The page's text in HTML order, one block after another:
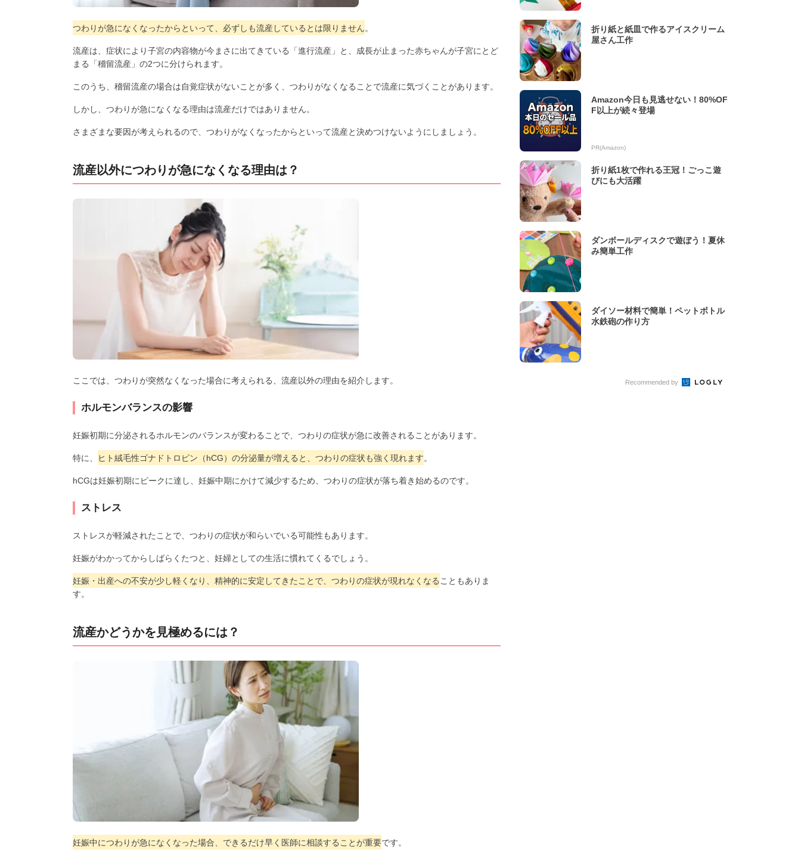
つわりが急になくなったからといって、必ずしも流産しているとは限りません。
流産は、症状により子宮の内容物が今まさに出てきている「進行流産」と、成長が止まった赤ちゃんが子宮にとど
まる「稽留流産」の2つに分けられます。
このうち、稽留流産の場合は自覚症状がないことが多く、つわりがなくなることで流産に気づくことがあります。
しかし、つわりが急になくなる理由は流産だけではありません。
さまざまな要因が考えられるので、つわりがなくなったからといって流産と決めつけないようにしましょう。
流産以外につわりが急になくなる理由は？
ここでは、つわりが突然なくなった場合に考えられる、流産以外の理由を紹介します。
ホルモンバランスの影響
妊娠初期に分泌されるホルモンのバランスが変わることで、つわりの症状が急に改善されることがあります。
特に、 ヒト絨毛性ゴナドトロピン（hCG）の分泌量が増えると、つわりの症状も強く現れます。
hCGは妊娠初期にピークに達し、妊娠中期にかけて減少するため、つわりの症状が落ち着き始めるのです。
ストレス
ストレスが軽減されたことで、つわりの症状が和らいでいる可能性もあります。
妊娠がわかってからしばらくたつと、妊婦としての生活に慣れてくるでしょう。
妊娠・出産への不安が少し軽くなり、精神的に安定してきたことで、つわりの症状が現れなくなる こともありま
す。
流産かどうかを見極めるには？
妊娠中につわりが急になくなった場合、できるだけ早く医師に相談することが重要です。
折り紙と紙皿で作るアイスクリーム
屋さん工作
Amazon今日も見逃せない！80%OF
F以上が続々登場
PR(Amazon)
折り紙1枚で作れる王冠！ごっこ遊
びにも大活躍
ダンボールディスクで遊ぼう！夏休
み簡単工作
ダイソー材料で簡単！ペットボトル
水鉄砲の作り方
Recommended by